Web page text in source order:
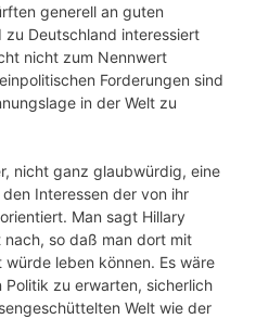
generell an guten
zu Deutschland interessiert
nicht zum Nennwert
Forderungen sind
in der Welt zu
nicht ganz glaubwürdig, eine
Interessen der von ihr
Man sagt Hillary
nach, so daß man dort mit
leben können. Es wäre
zu erwarten, sicherlich
Welt wie der